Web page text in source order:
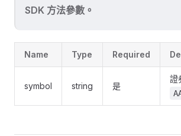
SDK 方法參數。
Name Type Required
symbol string 是
證